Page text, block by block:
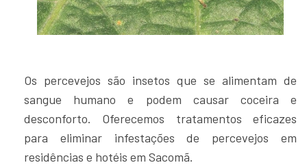
Os percevejos são insetos que se alimentam de
sangue humano e podem causar coceira e
desconforto. Oferecemos tratamentos eficazes
para eliminar infestações de percevejos em
residências e hotéis em Sacomã.